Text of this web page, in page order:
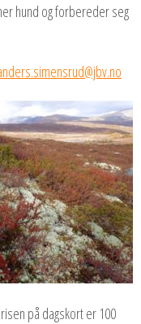
hund og forbereder seg
på dagskort er 100